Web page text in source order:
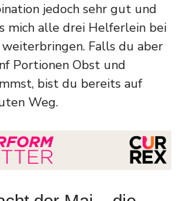
jedoch sehr gut und
mich alle drei Helferlein bei
Falls du aber
Portionen Obst und
bist du bereits auf
Weg.